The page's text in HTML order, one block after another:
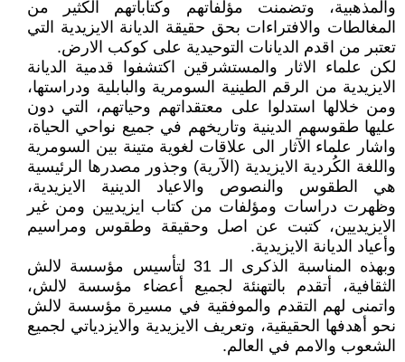
والمذهبية، وتضمنت مؤلفاتهم وكتاباتهم الكثير من
المغالطات والافتراءات بحق حقيقة الديانة الايزيدية التي
تعتبر من اقدم الديانات التوحيدية على كوكب الارض.
لكن علماء الاثار والمستشرقين اكتشفوا قدمية الديانة
الايزيدية من الرقم الطينية السومرية والبابلية ودراستها،
ومن خلالها استدلوا على معتقداتهم وحياتهم، التي دون
عليها طقوسهم الدينية وتاريخهم في جميع نواحي الحياة،
واشار علماء الآثار الى علاقات لغوية متينة بين السومرية
واللغة الكُردية الايزيدية (الآرية) وجذور مصدرها الرئيسية
هي الطقوس والنصوص والاعياد الدينية الايزيدية،
وظهرت دراسات ومؤلفات من كتاب ايزيديين ومن غير
الايزيديين، كتبت عن اصل وحقيقة وطقوس ومراسيم
وأعياد الديانة الايزيدية.
وبهذه المناسبة الذكرى الـ 31 لتأسيس مؤسسة لالش
الثقافية، أتقدم بالتهنئة لجميع أعضاء مؤسسة لالش،
واتمنى لهم التقدم والموفقية في مسيرة مؤسسة لالش
نحو أهدفها الحقيقية، وتعريف الايزيدية والايزدياتي لجميع
الشعوب والامم في العالم.